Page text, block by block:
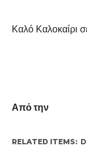
Καλό Καλοκαίρι
Από την
RELATED ITEMS: